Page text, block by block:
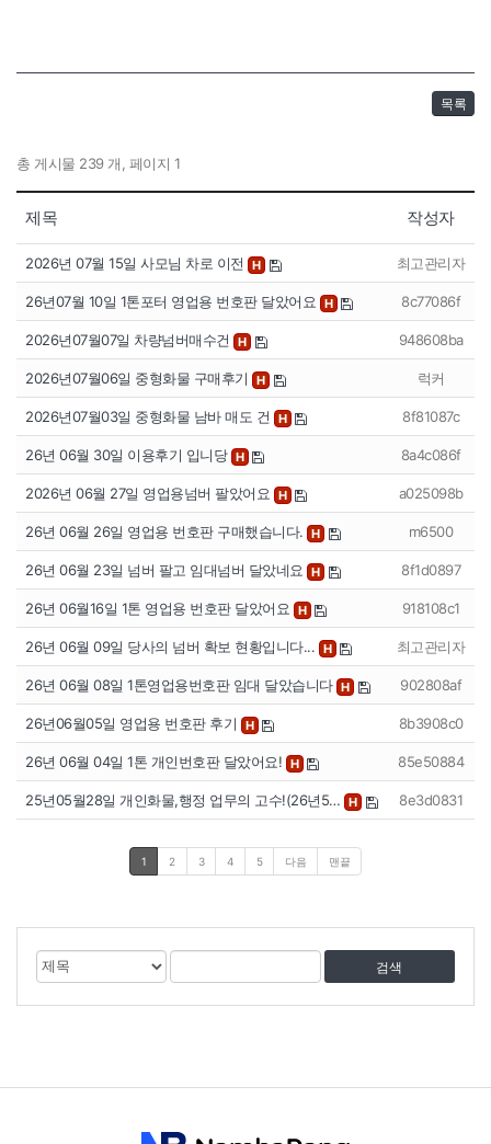
목록
총 게시물 239 개, 페이지 1
제목 작성자
2026년 07월 15일 사모님 차로 이전 H 최고관리자
26년07월 10일 1톤포터 영업용 번호판 달았어요 H 8c77086f
2026년07월07일 차량넘버매수건 H 948608ba
2026년07월06일 중형화물 구매후기 H 럭커
2026년07월03일 중형화물 남바 매도 건 H 8f81087c
26년 06월 30일 이용후기 입니당 H 8a4c086f
2026년 06월 27일 영업용넘버 팔았어요 H a025098b
26년 06월 26일 영업용 번호판 구매했습니다. H m6500
26년 06월 23일 넘버 팔고 임대넘버 달았네요 H 8f1d0897
26년 06월16일 1톤 영업용 번호판 달았어요 H 918108c1
26년 06월 09일 당사의 넘버 확보 현황입니다... H 최고관리자
26년 06월 08일 1톤영업용번호판 임대 달았습니다 H 902808af
26년06월05일 영업용 번호판 후기 H 8b3908c0
26년 06월 04일 1톤 개인번호판 달았어요! H 85e50884
25년05월28일 개인화물,행정 업무의 고수!(26년5… H 8e3d0831
1 2 3 4 5 다음 맨끝
게
물
검
색
대
검
어